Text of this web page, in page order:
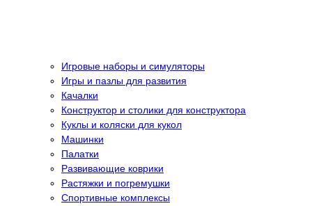
Игровые наборы и симуляторы
Игры и пазлы для развития
Качалки
Конструктор и столики для конструктора
Куклы и коляски для кукол
Машинки
Палатки
Развивающие коврики
Растяжки и погремушки
Спортивные комплексы